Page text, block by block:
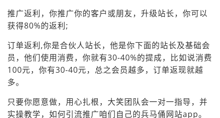
推广返利，你推广你的客户或朋友，升级站长，你可以
获得80%的返利;
订单返利,你是合伙人站长，他是你下面的站长及基础会
员，他们使用消费，你就有30-40%的提成，比如说消费
100元，你有30-40元，总之会员越多，订单返现就越
多。
只要你愿意做，用心扎根，大笑团队会一对一指导，并
实操教学，如何引流推广咱们自己的兵马俑网站app。